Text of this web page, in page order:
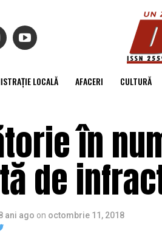
LOCALĂ AFACERI CULTURĂ
în
de
ani ago on octombrie 11, 2018